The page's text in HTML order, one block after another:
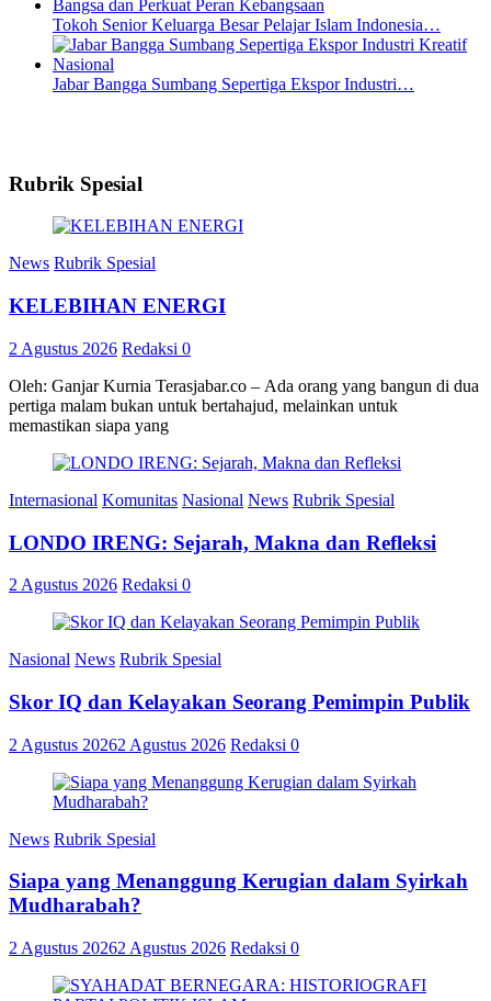
Tokoh Senior Keluarga Besar Pelajar Islam Indonesia…
Jabar Bangga Sumbang Sepertiga Ekspor Industri…
Rubrik Spesial
News Rubrik Spesial
KELEBIHAN ENERGI
2 Agustus 2026 Redaksi 0
Oleh: Ganjar Kurnia Terasjabar.co – Ada orang yang bangun di dua
pertiga malam bukan untuk bertahajud, melainkan untuk
memastikan siapa yang
Internasional Komunitas Nasional News Rubrik Spesial
LONDO IRENG: Sejarah, Makna dan Refleksi
2 Agustus 2026 Redaksi 0
Nasional News Rubrik Spesial
Skor IQ dan Kelayakan Seorang Pemimpin Publik
2 Agustus 20262 Agustus 2026 Redaksi 0
News Rubrik Spesial
Siapa yang Menanggung Kerugian dalam Syirkah
Mudharabah?
2 Agustus 20262 Agustus 2026 Redaksi 0